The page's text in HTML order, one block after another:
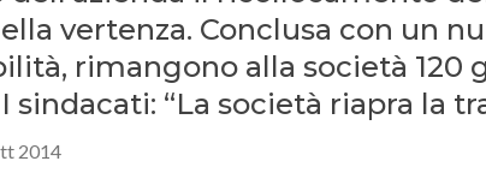
vertenza. Conclusa con un
rimangono alla società 120
sindacati: “La società riapra la
2014